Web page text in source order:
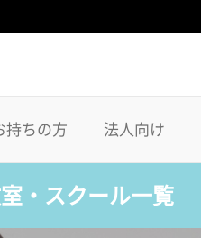
持ちの方 法人向け
・スクール一覧